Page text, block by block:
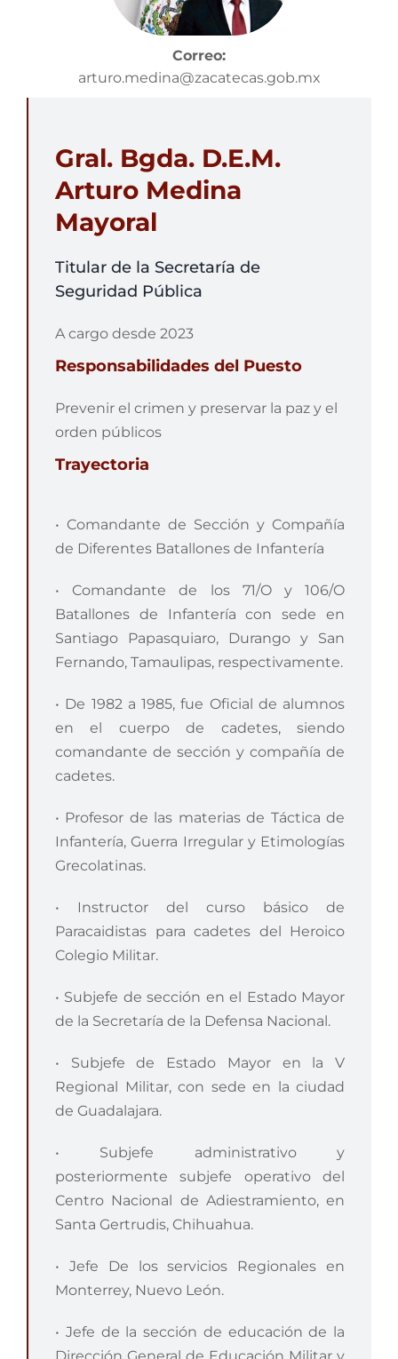
Correo:
arturo.medina@zacatecas.gob.mx
Gral. Bgda. D.E.M.
Arturo Medina
Mayoral
Titular de la Secretaría de
Seguridad Pública
A cargo desde 2023
Responsabilidades del Puesto
Prevenir el crimen y preservar la paz y el
orden públicos
Trayectoria
• Comandante de Sección y Compañía
de Diferentes Batallones de Infantería
• Comandante de los 71/O y 106/O
Batallones de Infantería con sede en
Santiago Papasquiaro, Durango y San
Fernando, Tamaulipas, respectivamente.
• De 1982 a 1985, fue Oficial de alumnos
en el cuerpo de cadetes, siendo
comandante de sección y compañía de
cadetes.
• Profesor de las materias de Táctica de
Infantería, Guerra Irregular y Etimologías
Grecolatinas.
• Instructor del curso básico de
Paracaidistas para cadetes del Heroico
Colegio Militar.
• Subjefe de sección en el Estado Mayor
de la Secretaría de la Defensa Nacional.
• Subjefe de Estado Mayor en la V
Regional Militar, con sede en la ciudad
de Guadalajara.
• Subjefe administrativo y
posteriormente subjefe operativo del
Centro Nacional de Adiestramiento, en
Santa Gertrudis, Chihuahua.
• Jefe De los servicios Regionales en
Monterrey, Nuevo León.
• Jefe de la sección de educación de la